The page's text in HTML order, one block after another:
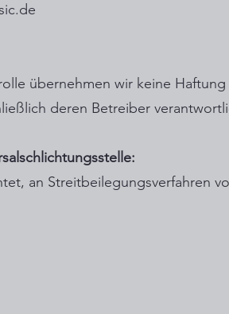
übernehmen wir keine
deren Betreiber
an Streitbeilegungsverfahren